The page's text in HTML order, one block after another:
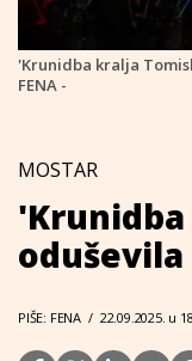
'Krunidba kralja
FENA -
MOSTAR
PIŠE: FENA / 22.09.2025. u